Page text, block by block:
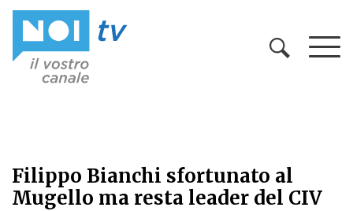
Filippo Bianchi sfortunato al
Mugello ma resta leader del CIV